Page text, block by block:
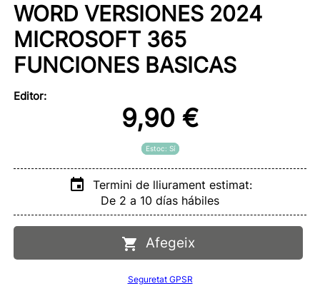
WORD VERSIONES 2024
MICROSOFT 365
FUNCIONES BASICAS
Editor:
9,90 €
Estoc: Sí
Termini de lliurament estimat:
De 2 a 10 días hábiles
Afegeix
Seguretat GPSR